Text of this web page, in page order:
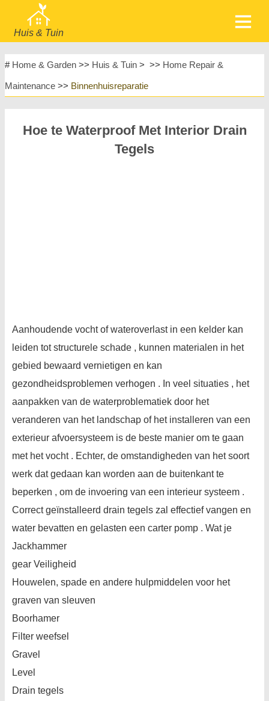
Huis & Tuin
Tuin & Gazon
Huisontwerp & Decoratie
Huisveiligheid
Landschapsinrichting & Buitenbouw
Planten, Bloemen & Kruiden
# Home & Garden >> Huis & Tuin > >> Home Repair &
Maintenance >> Binnenhuisreparatie
Hoe te Waterproof Met Interior Drain
Tegels
Aanhoudende vocht of wateroverlast in een kelder kan
leiden tot structurele schade , kunnen materialen in het
gebied bewaard vernietigen en kan
gezondheidsproblemen verhogen . In veel situaties , het
aanpakken van de waterproblematiek door het
veranderen van het landschap of het installeren van een
exterieur afvoersysteem is de beste manier om te gaan
met het vocht . Echter, de omstandigheden van het soort
werk dat gedaan kan worden aan de buitenkant te
beperken , om de invoering van een interieur systeem .
Correct geïnstalleerd drain tegels zal effectief vangen en
water bevatten en gelasten een carter pomp . Wat je
Jackhammer
gear Veiligheid
Houwelen, spade en andere hulpmiddelen voor het
graven van sleuven
Boorhamer
Filter weefsel
Gravel
Level
Drain tegels